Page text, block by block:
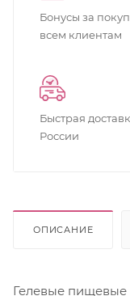
Бонусы за
всем клиентам
Быстрая
России
ОПИСАНИЕ
Гелевые пищевые